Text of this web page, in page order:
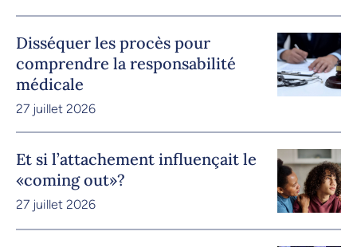
Disséquer les procès pour
comprendre la responsabilité
médicale
27 juillet 2026
Et si l’attachement influençait le
«coming out»?
27 juillet 2026